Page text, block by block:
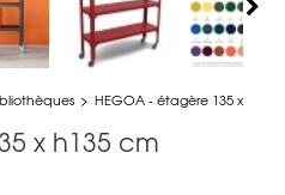
> HEGOA - étagère 135 x
x h135 cm